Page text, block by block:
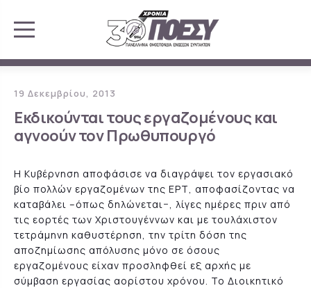
19 Δεκεμβρίου, 2013
Εκδικούνται τους εργαζομένους και
αγνοούν τον Πρωθυπουργό
Η Κυβέρνηση αποφάσισε να διαγράψει τον εργασιακό
βίο πολλών εργαζομένων της ΕΡΤ, αποφασίζοντας να
καταβάλει –όπως δηλώνεται−, λίγες ημέρες πριν από
τις εορτές των Χριστουγέννων και με τουλάχιστον
τετράμηνη καθυστέρηση, την τρίτη δόση της
αποζημίωσης απόλυσης μόνο σε όσους
εργαζομένους είχαν προσληφθεί εξ αρχής με
σύμβαση εργασίας αορίστου χρόνου. Το Διοικητικό